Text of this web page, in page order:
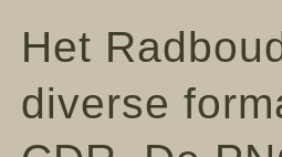
Het
diverse